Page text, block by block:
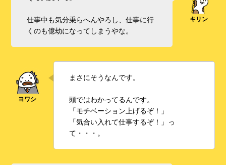
仕事中も気分乗らへんやろし、仕事に行
くのも億劫になってしまうやな。
まさにそうなんです。
頭ではわかってるんです。
「モチベーション上げるぞ！」
「気合い入れて仕事するぞ！」っ
て・・・。